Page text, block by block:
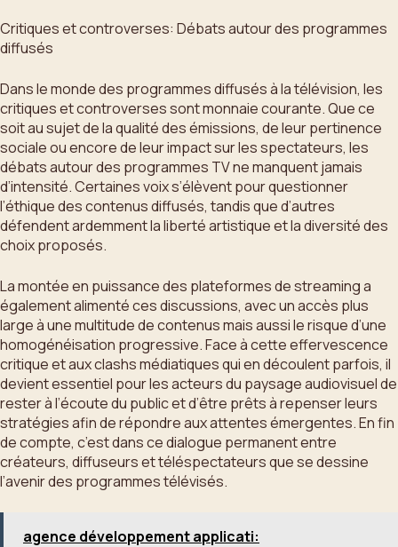
Critiques et controverses: Débats autour des programmes
diffusés
Dans le monde des programmes diffusés à la télévision, les
critiques et controverses sont monnaie courante. Que ce
soit au sujet de la qualité des émissions, de leur pertinence
sociale ou encore de leur impact sur les spectateurs, les
débats autour des programmes TV ne manquent jamais
d’intensité. Certaines voix s’élèvent pour questionner
l’éthique des contenus diffusés, tandis que d’autres
défendent ardemment la liberté artistique et la diversité des
choix proposés.
La montée en puissance des plateformes de streaming a
également alimenté ces discussions, avec un accès plus
large à une multitude de contenus mais aussi le risque d’une
homogénéisation progressive. Face à cette effervescence
critique et aux clashs médiatiques qui en découlent parfois, il
devient essentiel pour les acteurs du paysage audiovisuel de
rester à l’écoute du public et d’être prêts à repenser leurs
stratégies afin de répondre aux attentes émergentes. En fin
de compte, c’est dans ce dialogue permanent entre
créateurs, diffuseurs et téléspectateurs que se dessine
l’avenir des programmes télévisés.
agence développement applicati: